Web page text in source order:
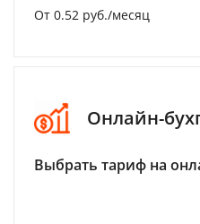
От 0.52 руб./месяц
Онлайн-
Выбрать тариф на